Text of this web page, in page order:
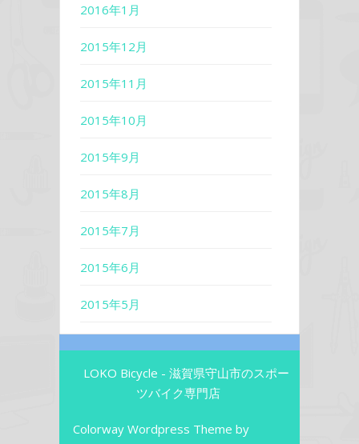
2016年1月
2015年12月
2015年11月
2015年10月
2015年9月
2015年8月
2015年7月
2015年6月
2015年5月
LOKO Bicycle - 滋賀県守山市のスポー
ツバイク専門店
Colorway Wordpress Theme by